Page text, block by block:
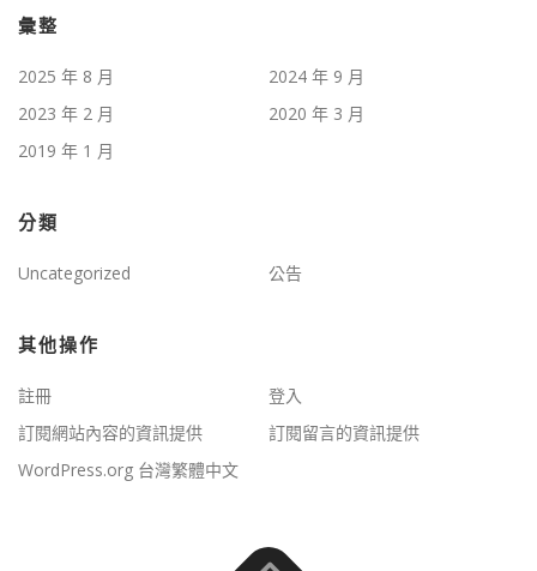
彙整
2025 年 8 月
2024 年 9 月
2023 年 2 月
2020 年 3 月
2019 年 1 月
分類
Uncategorized 公告
其他操作
註冊
登入
訂閱網站內容的資訊提供
訂閱留言的資訊提供
WordPress.org 台灣繁體中文